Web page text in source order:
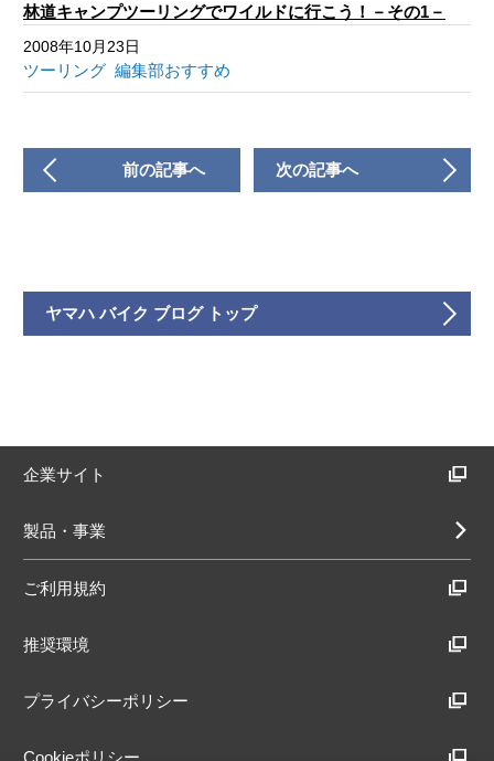
林道キャンプツーリングでワイルドに行こう！－その1－
2008年10月23日
ツーリング 編集部おすすめ
前の記事へ 次の記事へ
ヤマハ バイク ブログ トップ
企業サイト
製品・事業
ご利用規約
推奨環境
プライバシーポリシー
Cookieポリシー